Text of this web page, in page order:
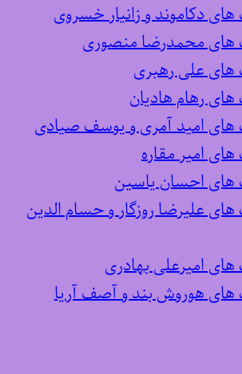
دکاموند و زانیار خسروی
های محمدرضا منصوری
های علی رهبری
رهام هادیان
های امید آمری و یوسف صیادی
امیر مقاره
های احسان یاسین
علیرضا روزگار و حسام الدین
امیرعلی بهادری
های هوروش بند و آصف آریا